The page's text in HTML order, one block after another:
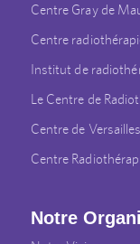
Centre Gray de
Centre
Institut de
Le Centre de
Centre de Versailles
Centre
Notre